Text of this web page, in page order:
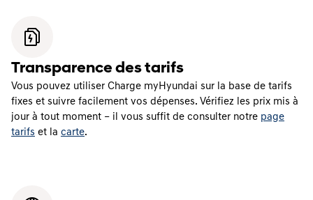
Transparence des tarifs
Vous pouvez utiliser Charge myHyundai sur la base de tarifs
fixes et suivre facilement vos dépenses. Vérifiez les prix mis à
jour à tout moment – il vous suffit de consulter notre page
tarifs et la carte.